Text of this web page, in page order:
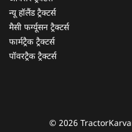
न्यू हॉलैंड ट्रैक्टर्स
मैसी फर्ग्यूसन ट्रैक्टर्स
फार्मट्रैक ट्रैक्टर्स
पॉवरट्रैक ट्रैक्टर्स
© 2026